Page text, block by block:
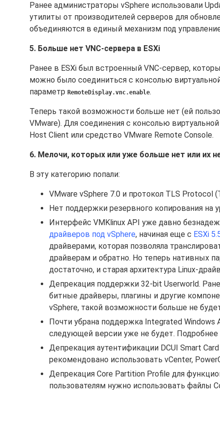
Ранее администраторы vSphere использовали
утилиты от производителей серверов для
объединяются в единый механизм под
5. Больше нет VNC-сервера в ESXi
Ранее в ESXi был встроенный VNC-сервер,
можно было соединиться с консолью
параметр RemoteDisplay.vnc.enable.
Теперь такой возможности больше нет (ей
VMware). Для соединения с консолью
Host Client или средство VMware Remote Console.
6. Мелочи, которых или уже больше нет или их
В эту категорию попали:
VMware vSphere 7.0 и протокол TLS
Нет поддержки резервного копирования на
Интерфейс VMKlinux API уже давно
драйверов под vSphere, начиная еще с ESXi
драйверами, которая позволяла
драйверам и обратно. Но теперь нативных
достаточно, и старая архитектура Linux-
Депрекация поддержки 32-bit Userworld.
битные драйверы, плагины и другие
vSphere, такой возможности больше не
Почти убрана поддержка Integrated
следующей версии уже не будет.
Депрекация аутентификации DCUI Smart
рекомендовано использовать vCenter,
Депрекация Core Partition Profile для
пользователям нужно использовать файлы